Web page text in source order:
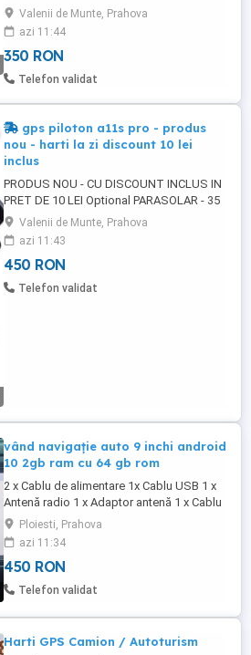
si VANDUT GPS de la PilotON. Actualizat
la zi. PRODUS NOU - M9 plus Optional
parasolar - 45 lei. Transport cu FAN
COURIER 20 lei FARA Km EXTRA. PRET: 1
buc. 350 lei 2 buc. 345 lei/buc. 3 buc. 340
Valenii de Munte, Prahova
azi 11:44
350 RON
Telefon validat
gps piloton a11s pro - produs
nou - harti la zi discount 10 lei
inclus
PRODUS NOU - CU DISCOUNT INCLUS IN
PRET DE 10 LEI Optional PARASOLAR - 35
lei. Transport cu FAN COURIER 20 lei FARA
Km EXTRA. PRET: 1 buc. 480 lei 2 buc. 475
lei buc. 3 buc. 470 lei. buc. Carcasa: ABS,
finisaj superior Ecran: HD 7 inch (18cm) -
CAPACITIV DE TABLETA!!! (acesta avand
Valenii de Munte, Prahova
azi 11:43
450 RON
Telefon validat
vând navigație auto 9 inchi android
10 2gb ram cu 64 gb rom
2 x Cablu de alimentare 1x Cablu USB 1 x
Antenă radio 1 x Adaptor antenă 1 x Cablu
RCA 1 x Antenă GPS 1 x Cablu intrare
cameră Android 10 1 x Microfon predare
personală
Ploiesti, Prahova
azi 11:34
450 RON
Telefon validat
Harti GPS Camion / Autoturism